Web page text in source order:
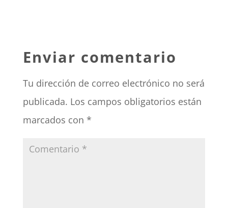
Enviar comentario
Tu dirección de correo electrónico no será
publicada. Los campos obligatorios están
marcados con *